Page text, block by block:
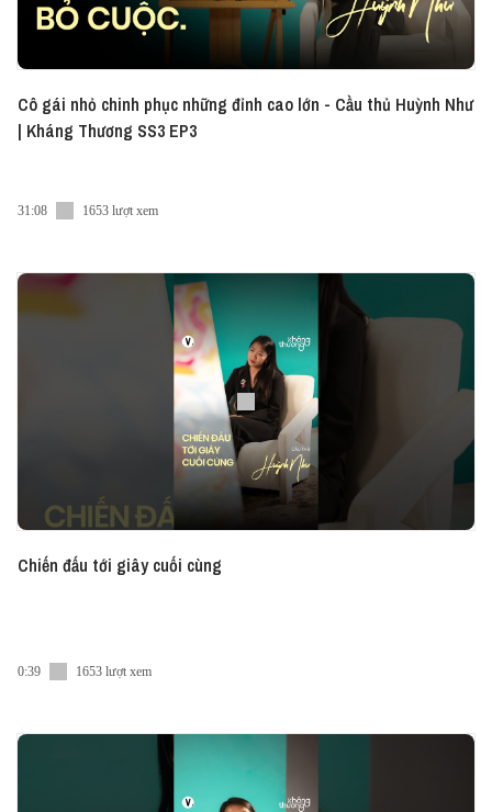
Cô gái nhỏ chinh phục những đỉnh cao lớn - Cầu thủ Huỳnh Như
| Kháng Thương SS3 EP3
31:08 1653 lượt xem
Chiến đấu tới giây cuối cùng
0:39 1653 lượt xem